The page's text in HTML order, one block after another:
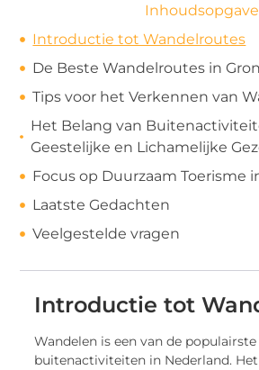
Inhoudsopgave
Introductie tot Wandelroutes
De Beste Wandelroutes in
Tips voor het Verkennen van
Het Belang van
Geestelijke en Lichamelijke
Focus op Duurzaam Toerisme
Laatste Gedachten
Veelgestelde vragen
Introductie tot
Wandelen is een van de populairste
buitenactiviteiten in Nederland.